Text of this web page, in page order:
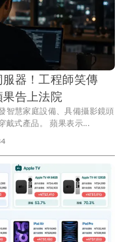
器！工程師笑傳
告上法院
智慧家庭設備、具備攝影鏡頭
、眼鏡及其他穿戴式產品。 蘋果表示...